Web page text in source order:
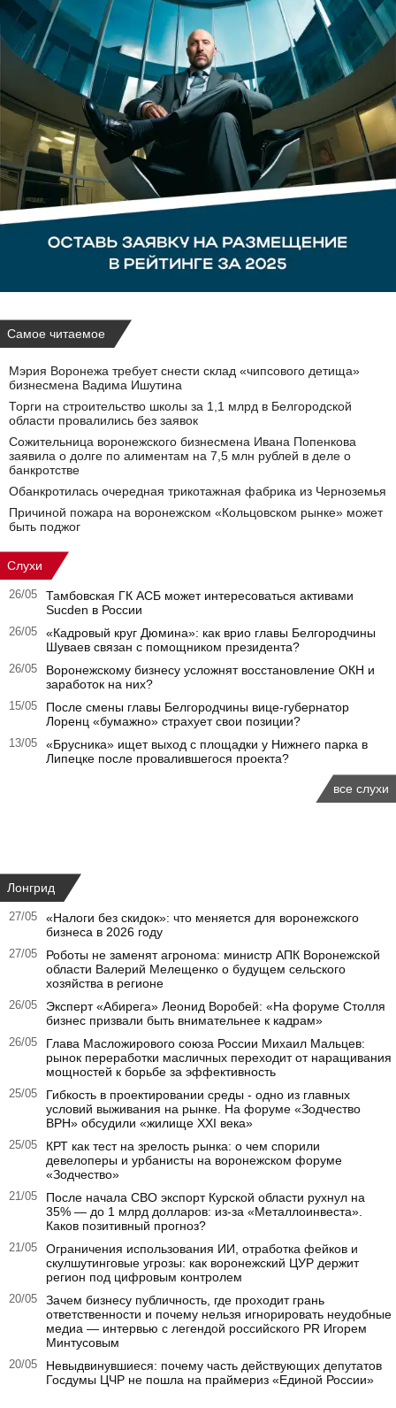
Самое читаемое
Мэрия Воронежа требует снести склад «чипсового детища»
бизнесмена Вадима Ишутина
Торги на строительство школы за 1,1 млрд в Белгородской
области провалились без заявок
Сожительница воронежского бизнесмена Ивана Попенкова
заявила о долге по алиментам на 7,5 млн рублей в деле о
банкротстве
Обанкротилась очередная трикотажная фабрика из Черноземья
Причиной пожара на воронежском «Кольцовском рынке» может
быть поджог
Слухи
26/05
Тамбовская ГК АСБ может интересоваться активами
Sucden в России
26/05
«Кадровый круг Дюмина»: как врио главы Белгородчины
Шуваев связан с помощником президента?
26/05
Воронежскому бизнесу усложнят восстановление ОКН и
заработок на них?
15/05
После смены главы Белгородчины вице-губернатор
Лоренц «бумажно» страхует свои позиции?
13/05
«Брусника» ищет выход с площадки у Нижнего парка в
Липецке после провалившегося проекта?
все слухи
Лонгрид
27/05
«Налоги без скидок»: что меняется для воронежского
бизнеса в 2026 году
27/05
Роботы не заменят агронома: министр АПК Воронежской
области Валерий Мелещенко о будущем сельского
хозяйства в регионе
26/05
Эксперт «Абирега» Леонид Воробей: «На форуме Столля
бизнес призвали быть внимательнее к кадрам»
26/05
Глава Масложирового союза России Михаил Мальцев:
рынок переработки масличных переходит от наращивания
мощностей к борьбе за эффективность
25/05
Гибкость в проектировании среды - одно из главных
условий выживания на рынке. На форуме «Зодчество
ВРН» обсудили «жилище XXI века»
25/05
КРТ как тест на зрелость рынка: о чем спорили
девелоперы и урбанисты на воронежском форуме
«Зодчество»
21/05
После начала СВО экспорт Курской области рухнул на
35% — до 1 млрд долларов: из-за «Металлоинвеста».
Каков позитивный прогноз?
21/05
Ограничения использования ИИ, отработка фейков и
скулшутинговые угрозы: как воронежский ЦУР держит
регион под цифровым контролем
20/05
Зачем бизнесу публичность, где проходит грань
ответственности и почему нельзя игнорировать неудобные
медиа — интервью с легендой российского PR Игорем
Минтусовым
20/05
Невыдвинувшиеся: почему часть действующих депутатов
Госдумы ЦЧР не пошла на праймериз «Единой России»